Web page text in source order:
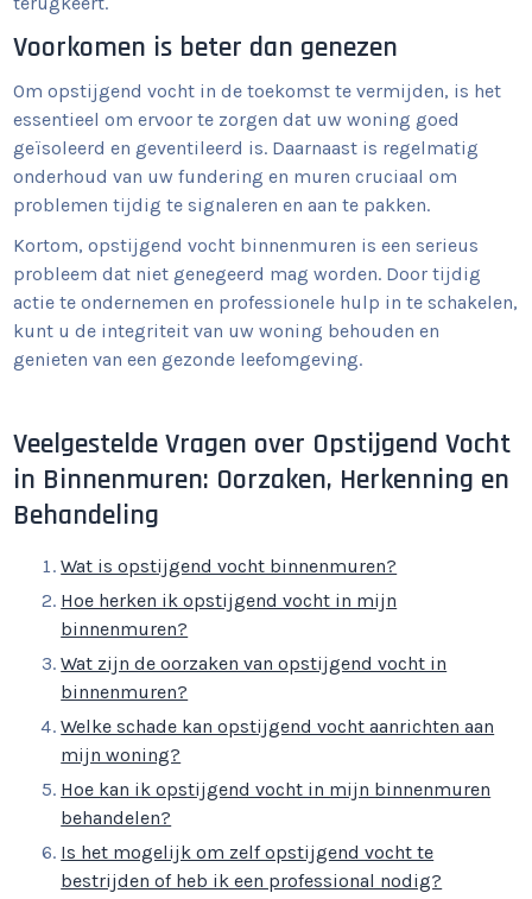
Voorkomen is beter dan genezen
Om opstijgend vocht in de toekomst te vermijden, is het
essentieel om ervoor te zorgen dat uw woning goed
geïsoleerd en geventileerd is. Daarnaast is regelmatig
onderhoud van uw fundering en muren cruciaal om
problemen tijdig te signaleren en aan te pakken.
Kortom, opstijgend vocht binnenmuren is een serieus
probleem dat niet genegeerd mag worden. Door tijdig
actie te ondernemen en professionele hulp in te schakelen,
kunt u de integriteit van uw woning behouden en
genieten van een gezonde leefomgeving.
Veelgestelde Vragen over Opstijgend Vocht
in Binnenmuren: Oorzaken, Herkenning en
Behandeling
Wat is opstijgend vocht binnenmuren?
Hoe herken ik opstijgend vocht in mijn
binnenmuren?
Wat zijn de oorzaken van opstijgend vocht in
binnenmuren?
Welke schade kan opstijgend vocht aanrichten aan
mijn woning?
Hoe kan ik opstijgend vocht in mijn binnenmuren
behandelen?
Is het mogelijk om zelf opstijgend vocht te
bestrijden of heb ik een professional nodig?